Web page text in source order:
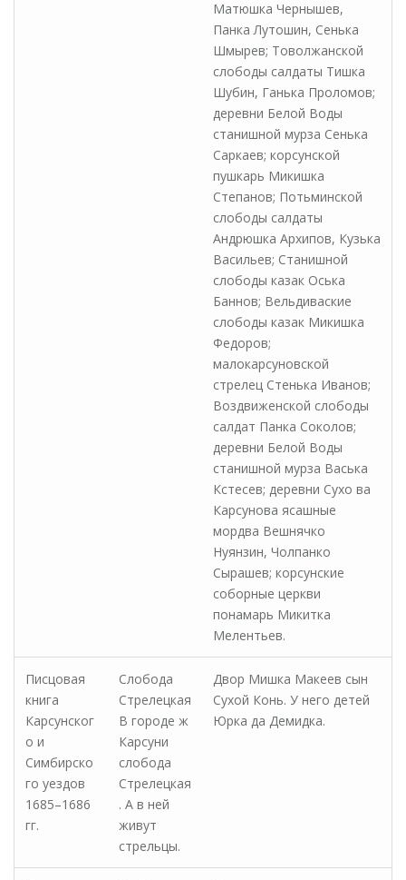
Матюшка Чернышев,
Панка Лутошин, Сенька
Шмырев; Товолжанской
слободы салдаты Тишка
Шубин, Ганька Проломов;
деревни Белой Воды
станишной мурза Сенька
Саркаев; корсунской
пушкарь Микишка
Степанов; Потьминской
слободы салдаты
Андрюшка Архипов, Кузька
Васильев; Станишной
слободы казак Оська
Баннов; Вельдиваские
слободы казак Микишка
Федоров;
малокарсуновской
стрелец Стенька Иванов;
Воздвиженской слободы
салдат Панка Соколов;
деревни Белой Воды
станишной мурза Васька
Кстесев; деревни Сухо ва
Карсунова ясашные
мордва Вешнячко
Нуянзин, Чолпанко
Сырашев; корсунские
соборные церкви
понамарь Микитка
Мелентьев.
Писцовая
книга
Карсунског
о и
Симбирско
го уездов
1685–1686
гг.
Слобода
Стрелецкая
В городе ж
Карсуни
слобода
Стрелецкая
. А в ней
живут
стрельцы.
Двор Мишка Макеев сын
Сухой Конь. У него детей
Юрка да Демидка.